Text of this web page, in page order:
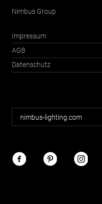
Nimbus Group
Impressum
AGB
Datenschutz
Nimbus
Webseiten
nimbus-lighting.com
Nimbus
im